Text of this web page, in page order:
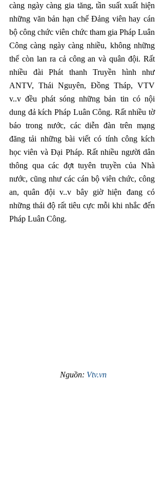
càng ngày càng gia tăng, tần suất xuất hiện
những văn bản hạn chế Đảng viên hay cán
bộ công chức viên chức tham gia Pháp Luân
Công càng ngày càng nhiều, không những
thế còn lan ra cả công an và quân đội. Rất
nhiều đài Phát thanh Truyền hình như
ANTV, Thái Nguyên, Đồng Tháp, VTV
v..v đều phát sóng những bản tin có nội
dung đả kích Pháp Luân Công. Rất nhiều tờ
báo trong nước, các diễn đàn trên mạng
đăng tải những bài viết có tính công kích
học viên và Đại Pháp. Rất nhiều người dân
thông qua các đợt tuyên truyền của Nhà
nước, cũng như các cán bộ viên chức, công
an, quân đội v..v bây giờ hiện đang có
những thái độ rất tiêu cực mỗi khi nhắc đến
Pháp Luân Công.
Nguồn: Vtv.vn